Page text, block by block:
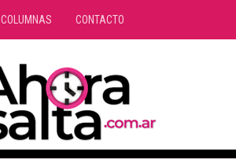
COLUMNAS CONTACTO